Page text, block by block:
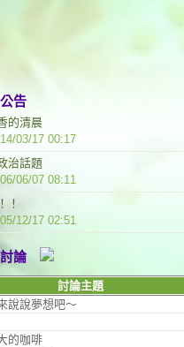
告
的清晨
03/17 00:17
治話題
06/07 08:11
！
12/17 02:51
論
討論主題
說說夢想吧～
的咖啡